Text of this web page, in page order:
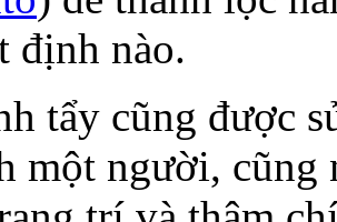
định nào.
tẩy cũng được
một người, cũng